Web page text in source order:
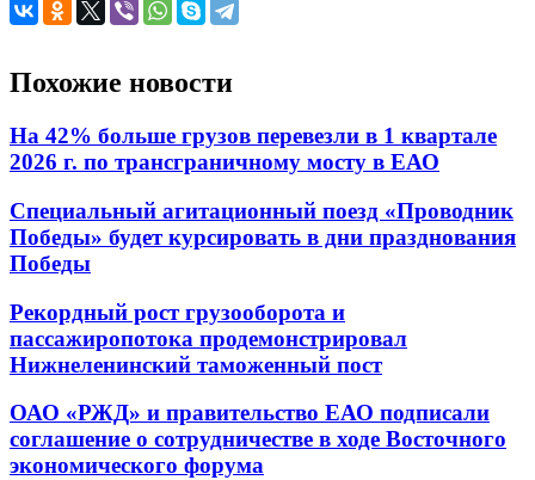
Похожие новости
На 42% больше грузов перевезли в 1 квартале
2026 г. по трансграничному мосту в ЕАО
Специальный агитационный поезд «Проводник
Победы» будет курсировать в дни празднования
Победы
Рекордный рост грузооборота и
пассажиропотока продемонстрировал
Нижнеленинский таможенный пост
ОАО «РЖД» и правительство ЕАО подписали
соглашение о сотрудничестве в ходе Восточного
экономического форума